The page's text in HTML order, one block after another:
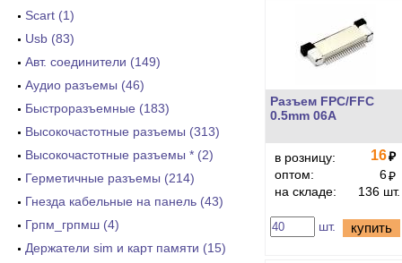
Scart (1)
Usb (83)
Авт. соединители (149)
Аудио разъемы (46)
Быстроразъемные (183)
Высокочастотные разъемы (313)
Высокочастотные разъемы * (2)
Герметичные разъемы (214)
Гнезда кабельные на панель (43)
Грпм_грпмш (4)
Держатели sim и карт памяти (15)
Разъем FPC/FFC
0.5mm 06A
в розницу: 16₽
оптом:
6₽
на складе:
136 шт.
шт. купить